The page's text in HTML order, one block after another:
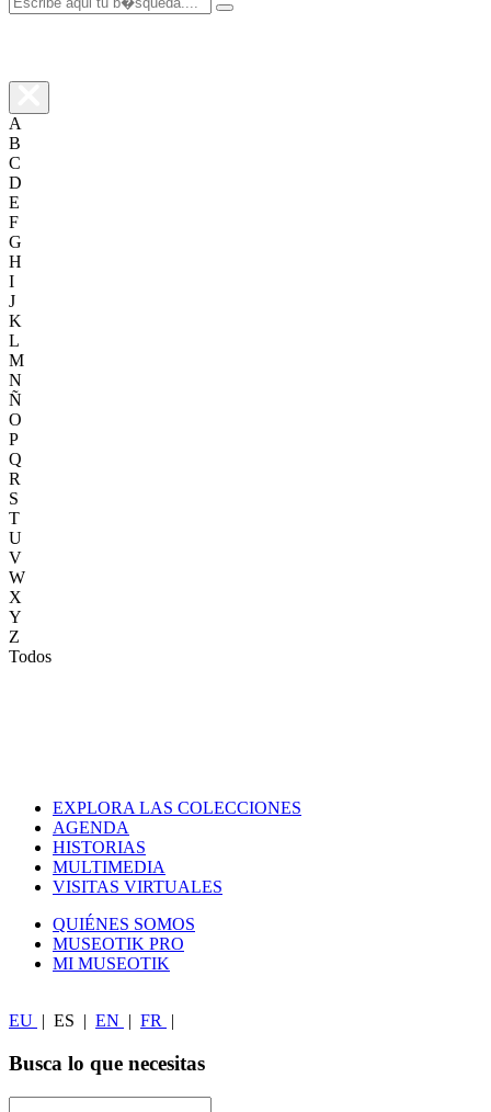
A
B
C
D
E
F
G
H
I
J
K
L
M
N
Ñ
O
P
Q
R
S
T
U
V
W
X
Y
Z
Todos
EXPLORA LAS COLECCIONES
AGENDA
HISTORIAS
MULTIMEDIA
VISITAS VIRTUALES
QUIÉNES SOMOS
MUSEOTIK PRO
MI MUSEOTIK
EU ES EN FR
Busca lo que necesitas